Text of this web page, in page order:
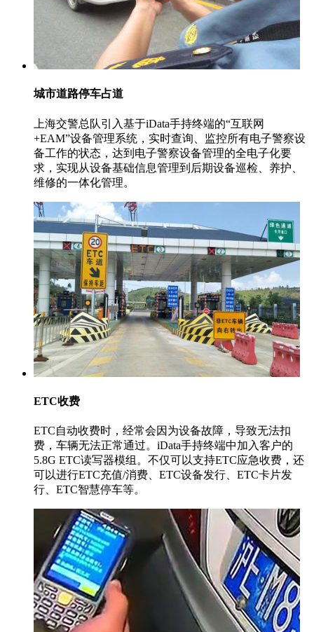
城市道路停车占道
上海交警总队引入基于iData手持终端的“互联网
+EAM”设备管理系统，实时查询、监控所有电子警察设
备工作的状态，达到电子警察设备管理的全电子化要
求，实现从设备基础信息管理到后期设备巡检、养护、
维修的一体化管理。
ETC收费
ETC自动收费时，经常会因为设备故障，导致无法扣
费，车辆无法正常通过。iData手持终端中加入客户的
5.8G ETC读写器模组。不仅可以支持ETC应急收费，还
可以进行ETC充值/消费、ETC设备发行、ETC卡片发
行、ETC智慧停车等。